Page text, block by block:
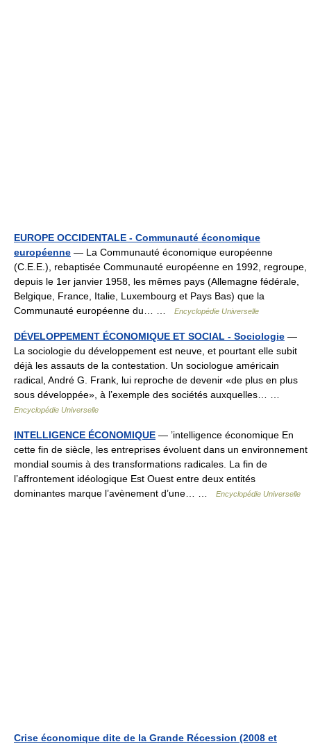
EUROPE OCCIDENTALE - Communauté économique
européenne — La Communauté économique européenne
(C.E.E.), rebaptisée Communauté européenne en 1992, regroupe,
depuis le 1er janvier 1958, les mêmes pays (Allemagne fédérale,
Belgique, France, Italie, Luxembourg et Pays Bas) que la
Communauté européenne du… …
Encyclopédie Universelle
DÉVELOPPEMENT ÉCONOMIQUE ET SOCIAL - Sociologie —
La sociologie du développement est neuve, et pourtant elle subit
déjà les assauts de la contestation. Un sociologue américain
radical, André G. Frank, lui reproche de devenir «de plus en plus
sous développée», à l’exemple des sociétés auxquelles… …
Encyclopédie Universelle
INTELLIGENCE ÉCONOMIQUE — ’intelligence économique En
cette fin de siècle, les entreprises évoluent dans un environnement
mondial soumis à des transformations radicales. La fin de
l’affrontement idéologique Est Ouest entre deux entités
dominantes marque l’avènement d’une… …
Encyclopédie Universelle
Crise économique dite de la Grande Récession (2008 et